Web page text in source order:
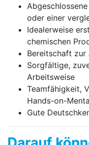
oder einer
Idealerweise
chemischen
Bereitschaft zur
Sorgfältige,
Arbeitsweise
Teamfähigkeit,
Hands-on-
Gute